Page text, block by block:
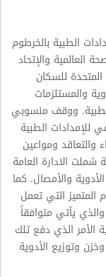
الطبية بالخرطوم
العالمية والإتحاد
للسكان
والمستلزمات
ووقف منسوبي
للإمدادات الطبية
ومواعين
شملت الادارة العامة
والأمصال. كما
المتميز التي تعمل
يأتي متوافقاً
الأمر الذي دفع تلك
وتوزيع الأدوية